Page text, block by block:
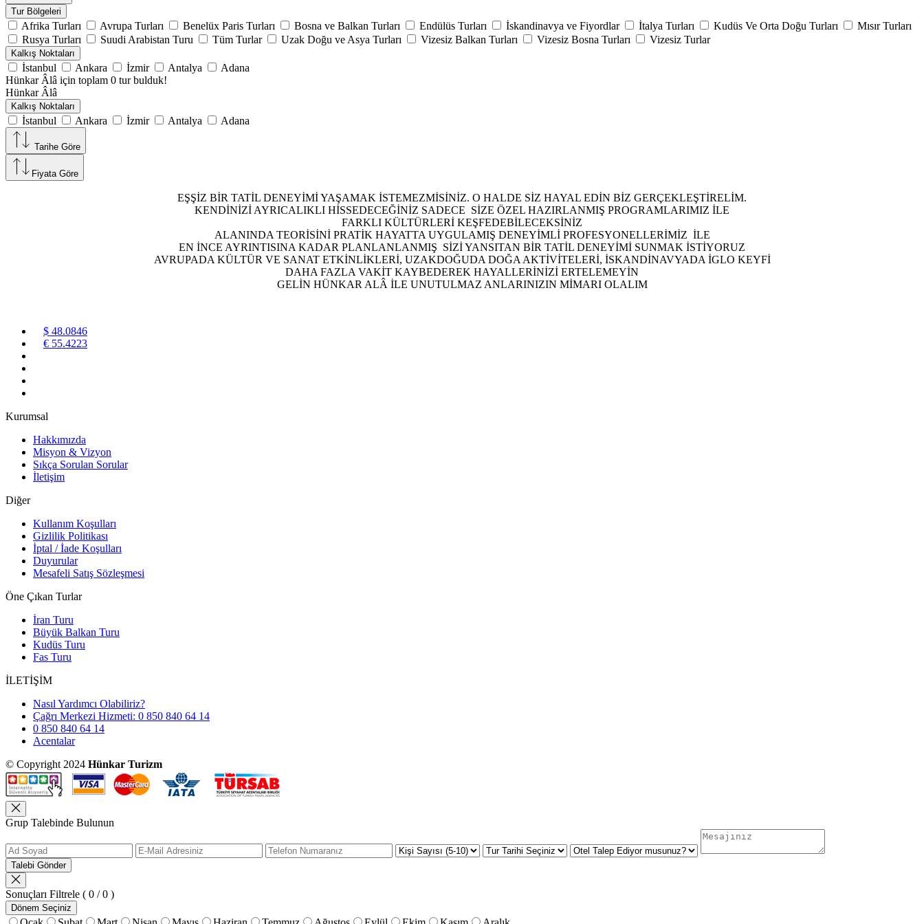
Tur Bölgeleri
Afrika Turları Avrupa Turları Benelüx Paris Turları Bosna ve Balkan Turları Endülüs Turları İskandinavya ve Fiyordlar İtalya Turları Kudüs Ve Orta Doğu Turları
Mısır Turları
Rusya Turları
Suudi Arabistan Turu Tüm Turlar Uzak Doğu ve Asya Turları Vizesiz Balkan Turları Vizesiz Bosna Turları Vizesiz Turlar
Kalkış Noktaları
İstanbul Ankara İzmir Antalya
Adana
Hünkar Âlâ için toplam 0 tur bulduk!
Hünkar Âlâ
Kalkış Noktaları
İstanbul Ankara İzmir Antalya Adana
Tarihe Göre
Fiyata Göre
EŞŞİZ BİR TATİL DENEYİMİ YAŞAMAK İSTEMEZMİSİNİZ. O HALDE SİZ HAYAL EDİN BİZ GERÇEKLEŞTİRELİM.
KENDİNİZİ AYRICALIKLI HİSSEDECEĞİNİZ SADECE SİZE ÖZEL HAZIRLANMIŞ PROGRAMLARIMIZ İLE
FARKLI KÜLTÜRLERİ KEŞFEDEBİLECEKSİNİZ
ALANINDA TEORİSİNİ PRATİK HAYATTA UYGULAMIŞ DENEYİMLİ PROFESYONELLERİMİZ İLE
EN İNCE AYRINTISINA KADAR PLANLANLANMIŞ SİZİ YANSITAN BİR TATİL DENEYİMİ SUNMAK İSTİYORUZ
AVRUPADA KÜLTÜR VE SANAT ETKİNLİKLERİ, UZAKDOĞUDA DOĞA AKTİVİTELERİ, İSKANDİNAVYADA İGLO KEYFİ
DAHA FAZLA VAKİT KAYBEDEREK HAYALLERİNİZİ ERTELEMEYİN
GELİN HÜNKAR ALÂ İLE UNUTULMAZ ANLARINIZIN MİMARI OLALIM
$ 48.0846
€ 55.4223
Kurumsal
Hakkımızda
Misyon & Vizyon
Sıkça Sorulan Sorular
İletişim
Diğer
Kullanım Koşulları
Gizlilik Politikası
İptal / İade Koşulları
Duyurular
Mesafeli Satış Sözleşmesi
Öne Çıkan Turlar
İran Turu
Büyük Balkan Turu
Kudüs Turu
Fas Turu
İLETİŞİM
Nasıl Yardımcı Olabiliriz?
Çağrı Merkezi Hizmeti: 0 850 840 64 14
0 850 840 64 14
Acentalar
© Copyright 2024 Hünkar Turizm
Grup Talebinde Bulunun
Talebi Gönder
Sonuçları Filtrele ( 0 / 0 )
Dönem Seçiniz